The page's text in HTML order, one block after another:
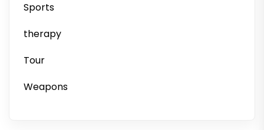
Sports
therapy
Tour
Weapons